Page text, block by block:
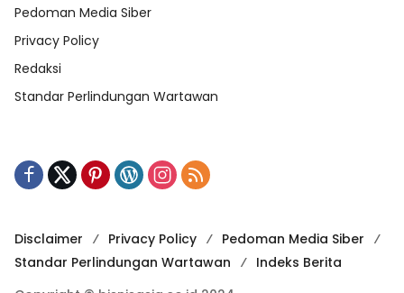
Pedoman Media Siber
Privacy Policy
Redaksi
Standar Perlindungan Wartawan
Disclaimer Privacy Policy
Pedoman Media Siber
Standar Perlindungan Wartawan
Indeks Berita